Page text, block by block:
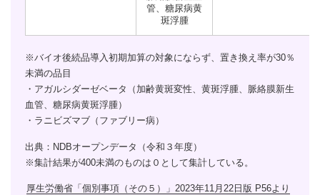
管、糖尿病黄
斑浮腫
※バイオ後続品導入初期加算の対象にならず、置き換え率が30％
未満の品目
・アガルシダーゼベータ（加齢黄斑変性、黄斑浮腫、脈絡膜新生
血管、糖尿病黄斑浮腫）
・ラニビズマブ（ファブリー病）
出典：NDBオープンデータ（令和３年度）
※集計結果が400未満のものは０として集計している。
厚生労働省「個別事項（その５）」2023年11月22日版 P56より